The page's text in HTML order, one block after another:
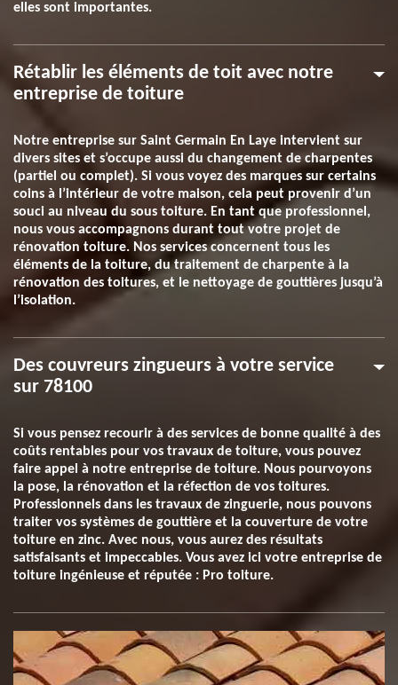
elles sont importantes.
Rétablir les éléments de toit avec notre
entreprise de toiture
Notre entreprise sur Saint Germain En Laye intervient sur
divers sites et s’occupe aussi du changement de charpentes
(partiel ou complet). Si vous voyez des marques sur certains
coins à l’intérieur de votre maison, cela peut provenir d’un
souci au niveau du sous toiture. En tant que professionnel,
nous vous accompagnons durant tout votre projet de
rénovation toiture. Nos services concernent tous les
éléments de la toiture, du traitement de charpente à la
rénovation des toitures, et le nettoyage de gouttières jusqu’à
l’isolation.
Des couvreurs zingueurs à votre service
sur 78100
Si vous pensez recourir à des services de bonne qualité à des
coûts rentables pour vos travaux de toiture, vous pouvez
faire appel à notre entreprise de toiture. Nous pourvoyons
la pose, la rénovation et la réfection de vos toitures.
Professionnels dans les travaux de zinguerie, nous pouvons
traiter vos systèmes de gouttière et la couverture de votre
toiture en zinc. Avec nous, vous aurez des résultats
satisfaisants et impeccables. Vous avez ici votre entreprise de
toiture ingénieuse et réputée : Pro toiture.